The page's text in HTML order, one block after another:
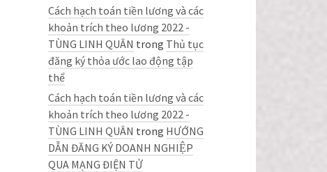
Cách hạch toán tiền lương và các
khoản trích theo lương 2022 -
TÙNG LINH QUÂN trong Thủ tục
đăng ký thỏa ước lao động tập
thể
Cách hạch toán tiền lương và các
khoản trích theo lương 2022 -
TÙNG LINH QUÂN trong HƯỚNG
DẪN ĐĂNG KÝ DOANH NGHIỆP
QUA MẠNG ĐIỆN TỬ